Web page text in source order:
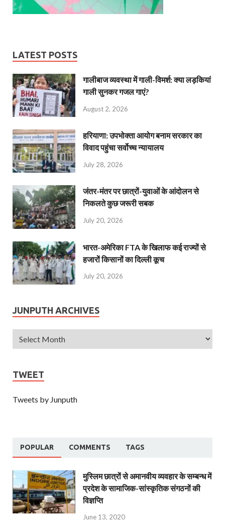
LATEST POSTS
गालीबाज व्‍यवस्‍था में गाली-विमर्श: क्या लड़कियां
गाली सुनकर गजल गाएं?
August 2, 2026
हरियाणा: उपभोक्ता आयोग बनाम सरकार का
विवाद पहुंचा सर्वोच्च न्यायालय
July 28, 2026
जंतर-मंतर पर छात्रों-युवाओं के आंदोलन से
निकलते कुछ जरूरी सबक
July 20, 2026
भारत-अमेरिका FTA के खिलाफ कई राज्यों से
हजारों किसानों का दिल्ली कूच
July 20, 2026
JUNPUTH ARCHIVES
TWEET
Tweets by Junputh
POPULAR COMMENTS TAGS
मुस्लिम छात्रों से अमानवीय व्यवहार के सम्बन्ध में
प्रदेश के सामाजिक-सांस्कृतिक संगठनों की
विज्ञप्ति
June 13, 2020